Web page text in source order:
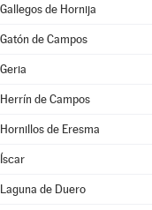
Gallegos de Hornija
Gatón de Campos
Geria
Herrín de Campos
Hornillos de Eresma
Íscar
Laguna de Duero